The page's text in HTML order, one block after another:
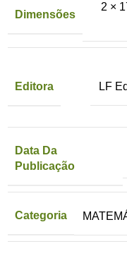
Dimensões
2 ×
Editora LF
Data Da
Publicação
Categoria